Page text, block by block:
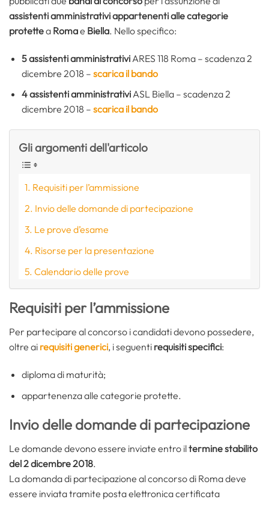
assistenti amministrativi appartenenti alle categorie
protettea Romae Biella. Nello specifico:
5 assistenti amministrativiARES 118 Roma – scadenza 2
dicembre 2018 – scarica il bando
4 assistenti amministrativiASL Biella – scadenza 2
dicembre 2018 – scarica il bando
Gli argomenti dell'articolo
Requisiti per l’ammissione
Invio delle domande di partecipazione
Le prove d’esame
Risorse per la presentazione
Calendario delle prove
Requisiti per l’ammissione
Per partecipare al concorso i candidati devono possedere,
oltre ai requisiti generici, i seguenti requisiti specifici:
diploma di maturità;
appartenenza alle categorie protette.
Invio delle domande di partecipazione
Le domande devono essere inviate entro iltermine stabilito
del 2 dicembre 2018.
La domanda di partecipazione al concorso di Roma deve
essere inviata tramite posta elettronica certificata